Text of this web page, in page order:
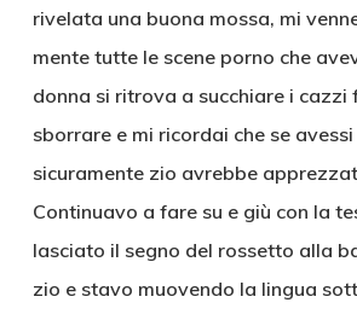
rivelata una buona mossa, mi
mente tutte le scene porno che
donna si ritrova a succhiare i cazzi
sborrare e mi ricordai che se
sicuramente zio avrebbe
Continuavo a fare su e giù con la
lasciato il segno del rossetto alla
zio e stavo muovendo la lingua